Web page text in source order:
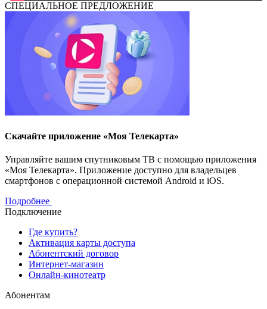
СПЕЦИАЛЬНОЕ ПРЕДЛОЖЕНИЕ
Скачайте приложение «Моя Телекарта»
Управляйте вашим спутниковым ТВ с помощью приложения
«Моя Телекарта». Приложение доступно для владельцев
смартфонов с операционной системой Android и iOS.
Подробнее
Подключение
Где купить?
Активация карты доступа
Абонентский договор
Интернет-магазин
Онлайн-кинотеатр
Абонентам